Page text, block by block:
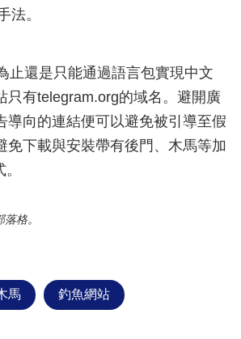
法。
止還是只能通過語言包實現中文
只有telegram.org的域名。避開廣
導向的連結便可以避免被引導至假
免下載與安裝帶有後門、木馬等加
格。
馬 釣魚網站